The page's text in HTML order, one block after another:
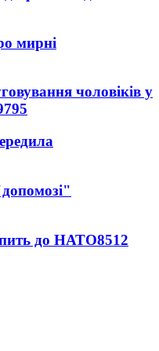
мирні
чоловіків у
до НАТО8512